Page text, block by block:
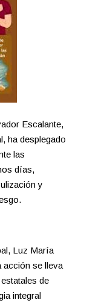
Escalante,
ha desplegado
las
días,
y
Luz María
acción se lleva
de
integral